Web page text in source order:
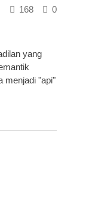
0
168
yang
menjadi "api"